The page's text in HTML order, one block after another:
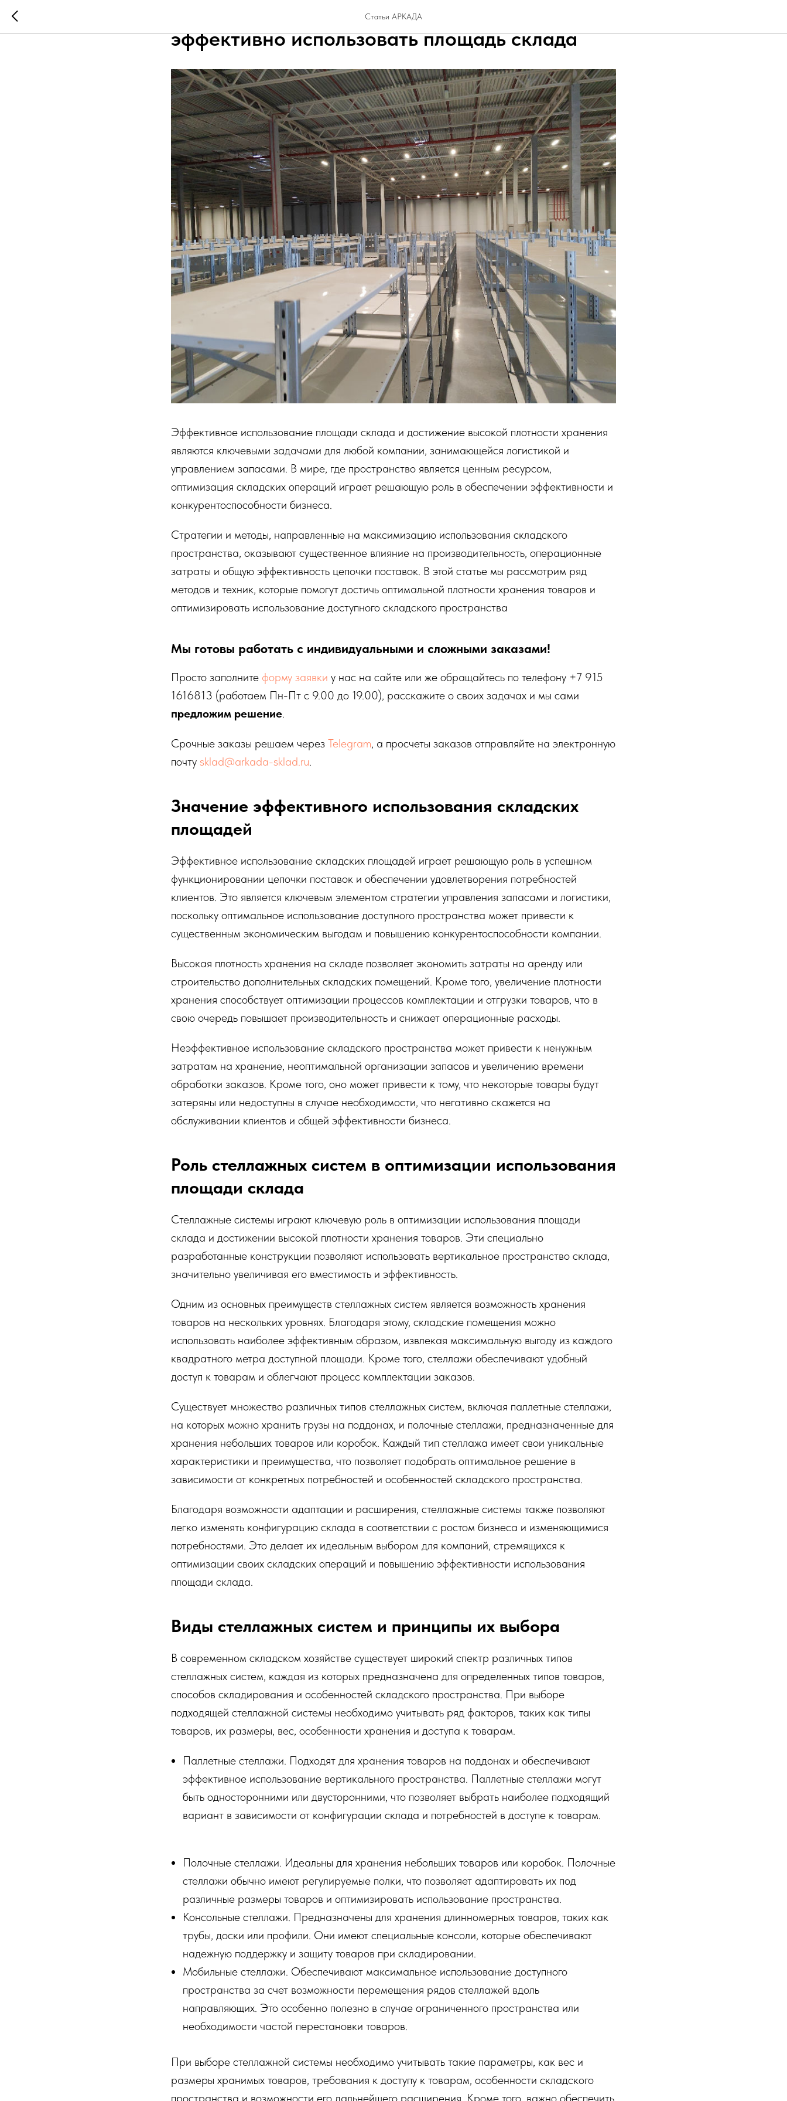
Статьи АРКАДА
Как добиться высокой плотности хранения и
эффективно использовать площадь склада
Эффективное использование площади склада и достижение высокой плотности хранения
являются ключевыми задачами для любой компании, занимающейся логистикой и
управлением запасами. В мире, где пространство является ценным ресурсом,
оптимизация складских операций играет решающую роль в обеспечении эффективности и
конкурентоспособности бизнеса.
Стратегии и методы, направленные на максимизацию использования складского
пространства, оказывают существенное влияние на производительность, операционные
затраты и общую эффективность цепочки поставок. В этой статье мы рассмотрим ряд
методов и техник, которые помогут достичь оптимальной плотности хранения товаров и
оптимизировать использование доступного складского пространства
Мы готовы работать с индивидуальными и сложными заказами!
Просто заполните форму заявки у нас на сайте или же обращайтесь по телефону +7 915
1616813 (работаем Пн-Пт с 9.00 до 19.00), расскажите о своих задачах и мы сами
предложим решение.
Срочные заказы решаем через Telegram, а просчеты заказов отправляйте на электронную
почту sklad@arkada-sklad.ru.
Значение эффективного использования складских
площадей
Эффективное использование складских площадей играет решающую роль в успешном
функционировании цепочки поставок и обеспечении удовлетворения потребностей
клиентов. Это является ключевым элементом стратегии управления запасами и логистики,
поскольку оптимальное использование доступного пространства может привести к
существенным экономическим выгодам и повышению конкурентоспособности компании.
Высокая плотность хранения на складе позволяет экономить затраты на аренду или
строительство дополнительных складских помещений. Кроме того, увеличение плотности
хранения способствует оптимизации процессов комплектации и отгрузки товаров, что в
свою очередь повышает производительность и снижает операционные расходы.
Неэффективное использование складского пространства может привести к ненужным
затратам на хранение, неоптимальной организации запасов и увеличению времени
обработки заказов. Кроме того, оно может привести к тому, что некоторые товары будут
затеряны или недоступны в случае необходимости, что негативно скажется на
обслуживании клиентов и общей эффективности бизнеса.
Роль стеллажных систем в оптимизации использования
площади склада
Стеллажные системы играют ключевую роль в оптимизации использования площади
склада и достижении высокой плотности хранения товаров. Эти специально
разработанные конструкции позволяют использовать вертикальное пространство склада,
значительно увеличивая его вместимость и эффективность.
Одним из основных преимуществ стеллажных систем является возможность хранения
товаров на нескольких уровнях. Благодаря этому, складские помещения можно
использовать наиболее эффективным образом, извлекая максимальную выгоду из каждого
квадратного метра доступной площади. Кроме того, стеллажи обеспечивают удобный
доступ к товарам и облегчают процесс комплектации заказов.
Существует множество различных типов стеллажных систем, включая паллетные стеллажи,
на которых можно хранить грузы на поддонах, и полочные стеллажи, предназначенные для
хранения небольших товаров или коробок. Каждый тип стеллажа имеет свои уникальные
характеристики и преимущества, что позволяет подобрать оптимальное решение в
зависимости от конкретных потребностей и особенностей складского пространства.
Благодаря возможности адаптации и расширения, стеллажные системы также позволяют
легко изменять конфигурацию склада в соответствии с ростом бизнеса и изменяющимися
потребностями. Это делает их идеальным выбором для компаний, стремящихся к
оптимизации своих складских операций и повышению эффективности использования
площади склада.
Виды стеллажных систем и принципы их выбора
В современном складском хозяйстве существует широкий спектр различных типов
стеллажных систем, каждая из которых предназначена для определенных типов товаров,
способов складирования и особенностей складского пространства. При выборе
подходящей стеллажной системы необходимо учитывать ряд факторов, таких как типы
товаров, их размеры, вес, особенности хранения и доступа к товарам.
Паллетные стеллажи. Подходят для хранения товаров на поддонах и обеспечивают
эффективное использование вертикального пространства. Паллетные стеллажи могут
быть односторонними или двусторонними, что позволяет выбрать наиболее подходящий
вариант в зависимости от конфигурации склада и потребностей в доступе к товарам.
Полочные стеллажи. Идеальны для хранения небольших товаров или коробок. Полочные
стеллажи обычно имеют регулируемые полки, что позволяет адаптировать их под
различные размеры товаров и оптимизировать использование пространства.
Консольные стеллажи. Предназначены для хранения длинномерных товаров, таких как
трубы, доски или профили. Они имеют специальные консоли, которые обеспечивают
надежную поддержку и защиту товаров при складировании.
Мобильные стеллажи. Обеспечивают максимальное использование доступного
пространства за счет возможности перемещения рядов стеллажей вдоль
направляющих. Это особенно полезно в случае ограниченного пространства или
необходимости частой перестановки товаров.
При выборе стеллажной системы необходимо учитывать такие параметры, как вес и
размеры хранимых товаров, требования к доступу к товарам, особенности складского
пространства и возможности его дальнейшего расширения. Кроме того, важно обеспечить